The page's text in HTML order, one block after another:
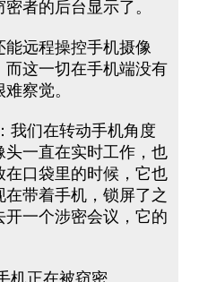
者的后台显示了。
能远程操控手机摄像
这一切在手机端没有
察觉。
我们在转动手机角度
一直在实时工作，也
口袋里的时候，它也
带着手机，锁屏了之
一个涉密会议，它的
机正在被窃密